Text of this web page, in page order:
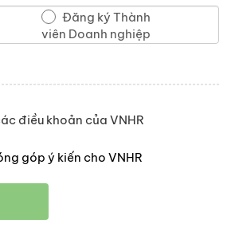
Đăng ký Thành
viên Doanh nghiệp
điều khoản của VNHR
góp ý kiến cho VNHR